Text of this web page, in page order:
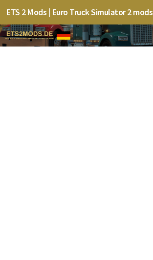
ETS 2 Mods | Euro Truck Simulator 2 mods